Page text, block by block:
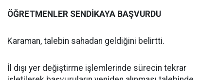
ÖĞRETMENLER SENDİKAYA BAŞVURDU
Karaman, talebin sahadan geldiğini belirtti.
İl dışı yer değiştirme işlemlerinde sürecin tekrar